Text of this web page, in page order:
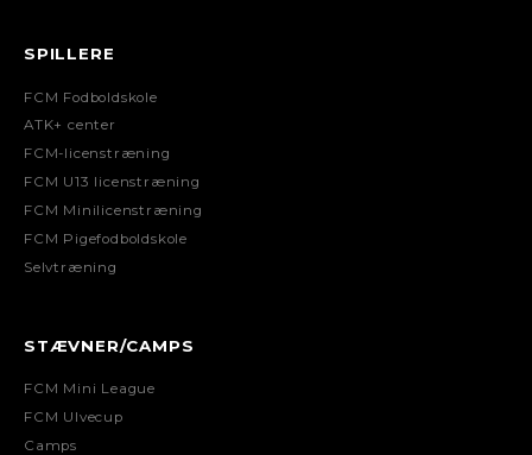
SPILLERE
FCM Fodboldskole
ATK+ center
FCM-licenstræning
FCM U13 licenstræning
FCM Minilicenstræning
FCM Pigefodboldskole
Selvtræning
STÆVNER/CAMPS
FCM Mini League
FCM Ulvecup
Camps